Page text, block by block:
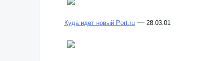
Куда идет новый Port.ru — 28.03.01